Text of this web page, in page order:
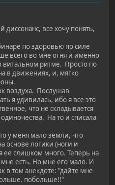
все хочу понять,
по здоровью по силе
всего во мне огня и именно
витальном ритме. Просто по
в движениях, и, мягко
воздуха. Послушав
я удивилась, ибо я все это
что не складывается
На то и списала
у меня мало земли, что
основе логики (ноги и
ее слишком много. Теперь на
есть. Но мне его мало. И
в том анекдоте: "дайте мне
побольше!!"